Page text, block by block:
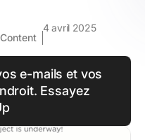
4 avril 2025
e-mails et vos
Essayez